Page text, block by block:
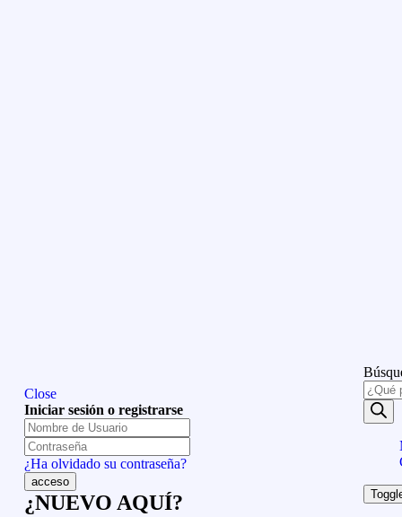
Close
Iniciar sesión o registrarse
¿Ha olvidado su contraseña?
¿NUEVO AQUÍ?